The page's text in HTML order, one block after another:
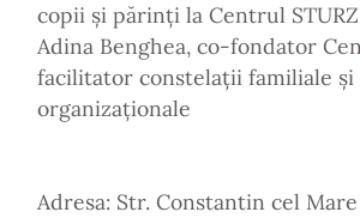
copii și părinți la Centrul
Adina Benghea, co-fondator
facilitator constelații familiale și
organizaționale
Adresa: Str. Constantin cel Mare